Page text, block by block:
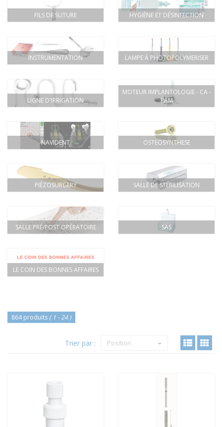
FILS DE SUTURE HYGIÈNE ET DÉSINFECTION
INSTRUMENTATION LAMPE À PHOTOPOLYMERISER
LIGNE D'IRRIGATION
MOTEUR IMPLANTOLOGIE - CA -
PAM
NAVIDENT OSTEOSYNTHESE
PIÉZOSURGERY SALLE DE STÉRILISATION
SALLE PRÉ/POST OPÉRATOIRE SAS
LE COIN DES BONNES AFFAIRES
864 produits ( 1 - 24 )
Trier par : Position